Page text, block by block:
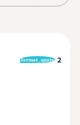
format_quote 2